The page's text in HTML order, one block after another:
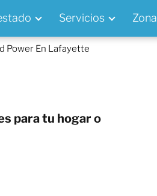
Servicios
Power En Lafayette
para tu hogar o